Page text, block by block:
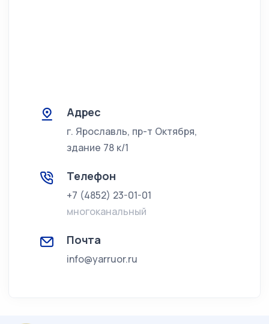
Адрес
г. Ярославль, пр-т Октября,
здание 78 к/1
Телефон
+7 (4852) 23-01-01
многоканальный
Почта
info@yarruor.ru